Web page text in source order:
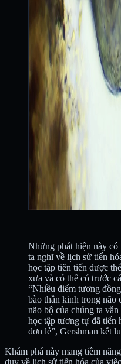
Những phát hiện này có
ta nghĩ về lịch sử tiến
học tập tiên tiến được
xưa và có thể có trước
“Nhiều điểm tương
bào thần kinh trong não
não bộ của chúng ta
học tập tương tự đã tiến
đơn lẻ”, Gershman kết
Khám phá này mang tiềm
duy về lịch sử tiến hóa của